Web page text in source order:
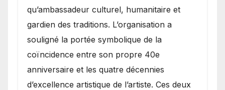
qu’ambassadeur culturel, humanitaire et
gardien des traditions. L’organisation a
souligné la portée symbolique de la
coïncidence entre son propre 40e
anniversaire et les quatre décennies
d’excellence artistique de l’artiste. Ces deux